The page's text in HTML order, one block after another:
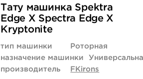
Тату машинка Spektra
Edge X Spectra Edge X
Kryptonite
тип машинки
Роторная
назначение машинки
производитель
FKirons